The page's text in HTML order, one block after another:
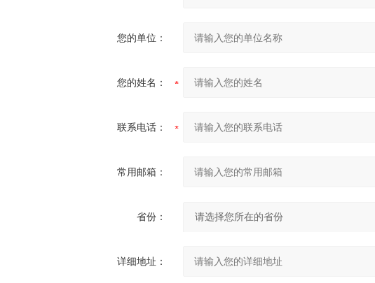
您的单位：
您的姓名：
联系电话：
常用邮箱：
省份：
详细地址：